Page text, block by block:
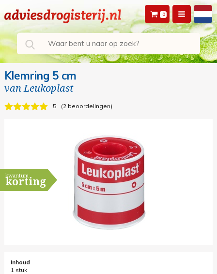
0
Klemring 5 cm
vanLeukoplast
5 2 beoordelingen
kwantum
korting
Inhoud
1 stuk